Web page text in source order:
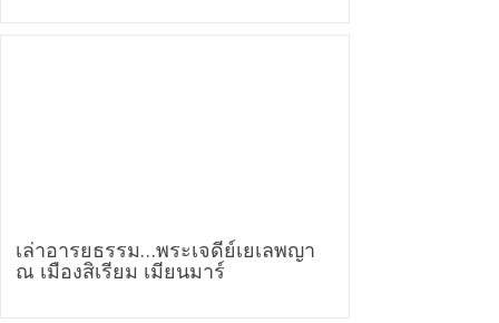
เล่าอารยธรรม…พระเจดีย์เยเลพญา
ณ เมืองสิเรียม เมียนมาร์